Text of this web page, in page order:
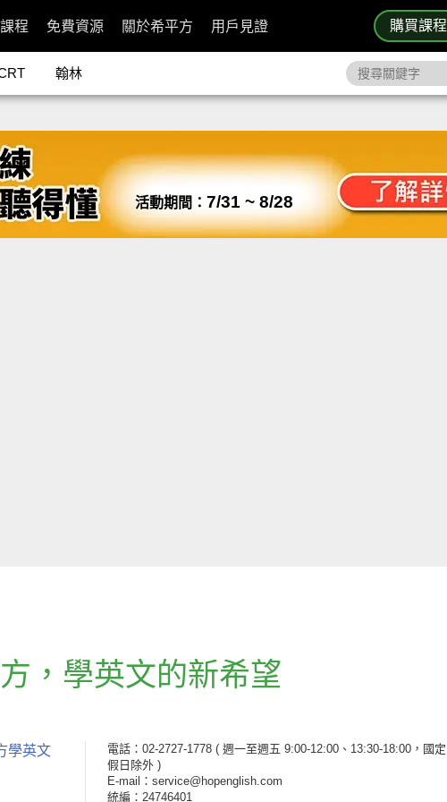
購買課程
程 免費資源 關於希平方 用戶見證
翰林
活動期間： 7/31 ~ 8/28
， 學英文的新希望
學英文 電話：02-2727-1778 ( 週一至週五 9:00-12:00、13:30-18:00，國定
假日除外 )
E-mail：service@hopenglish.com
統編：24746401